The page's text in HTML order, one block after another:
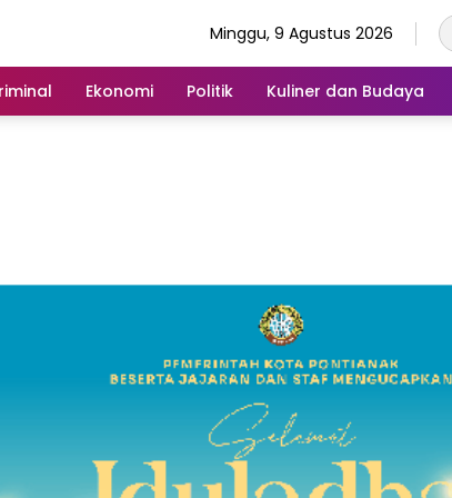
Minggu, 9 Agustus 2026
Ekonomi Politik Kuliner dan Budaya